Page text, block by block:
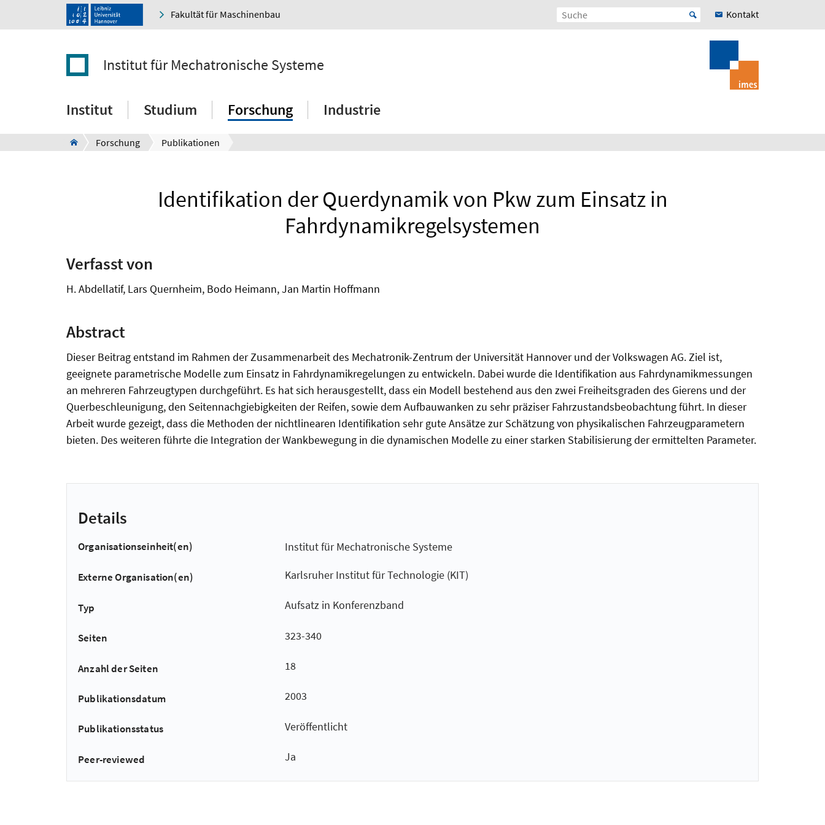
Fakultät für Maschinenbau Kontakt
Institut für Mechatronische Systeme
Institut Studium Forschung Industrie
Forschung Publikationen
Identifikation der Querdynamik von Pkw zum Einsatz in
Fahrdynamikregelsystemen
Verfasst von
H. Abdellatif, Lars Quernheim, Bodo Heimann, Jan Martin Hoffmann
Abstract
Dieser Beitrag entstand im Rahmen der Zusammenarbeit des Mechatronik-Zentrum der Universität Hannover und der Volkswagen AG. Ziel ist,
geeignete parametrische Modelle zum Einsatz in Fahrdynamikregelungen zu entwickeln. Dabei wurde die Identifikation aus Fahrdynamikmessungen
an mehreren Fahrzeugtypen durchgeführt. Es hat sich herausgestellt, dass ein Modell bestehend aus den zwei Freiheitsgraden des Gierens und der
Querbeschleunigung, den Seitennachgiebigkeiten der Reifen, sowie dem Aufbauwanken zu sehr präziser Fahrzustandsbeobachtung führt. In dieser
Arbeit wurde gezeigt, dass die Methoden der nichtlinearen Identifikation sehr gute Ansätze zur Schätzung von physikalischen Fahrzeugparametern
bieten. Des weiteren führte die Integration der Wankbewegung in die dynamischen Modelle zu einer starken Stabilisierung der ermittelten Parameter.
Details
Organisationseinheit(en) Institut für Mechatronische Systeme
Externe Organisation(en) Karlsruher Institut für Technologie (KIT)
Typ Aufsatz in Konferenzband
Seiten 323-340
Anzahl der Seiten 18
Publikationsdatum 2003
Publikationsstatus Veröffentlicht
Peer-reviewed Ja